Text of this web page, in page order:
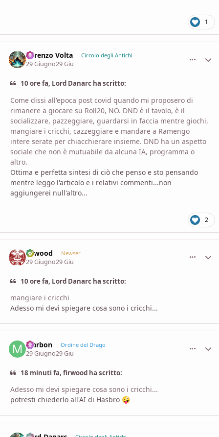
1
Lorenzo Volta Circolo degli Antichi
29 Giugno29 Giu
10 ore fa, Lord Danarc ha scritto:
Come dissi all'epoca post covid quando mi proposero di
rimanere a giocare su Roll20, NO. DND è il tavolo, è il
socializzare, pazzeggiare, guardarsi in faccia mentre giochi,
mangiare i cricchi, cazzeggiare e mandare a Ramengo
intere serate per chiacchierare insieme. DND ha un aspetto
sociale che non è mutuabile da alcuna IA, programma o
altro.
Ottima e perfetta sintesi di ciò che penso e sto pensando
mentre leggo l'articolo e i relativi commenti...non
aggiungerei null'altro...
2
firwood Newser
29 Giugno29 Giu
10 ore fa, Lord Danarc ha scritto:
mangiare i cricchi
Adesso mi devi spiegare cosa sono i cricchi...
Marbon Ordine del Drago
29 Giugno29 Giu
18 minuti fa, firwood ha scritto:
Adesso mi devi spiegare cosa sono i cricchi...
potresti chiederlo all'AI di Hasbro 🤪